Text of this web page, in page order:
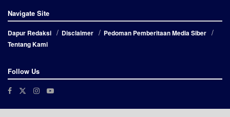
Navigate Site
Dapur Redaksi Disclaimer
Pedoman Pemberitaan Media Siber
Tentang Kami
Follow Us